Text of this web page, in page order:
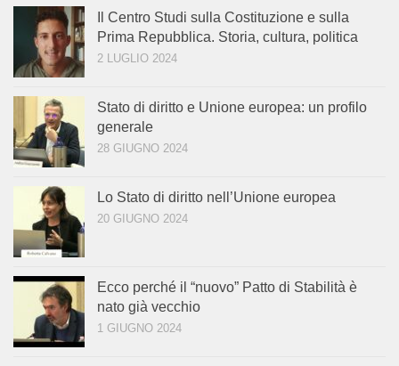
Il Centro Studi sulla Costituzione e sulla
Prima Repubblica. Storia, cultura, politica
2 LUGLIO 2024
Stato di diritto e Unione europea: un profilo
generale
28 GIUGNO 2024
Lo Stato di diritto nell’Unione europea
20 GIUGNO 2024
Ecco perché il “nuovo” Patto di Stabilità è
nato già vecchio
1 GIUGNO 2024